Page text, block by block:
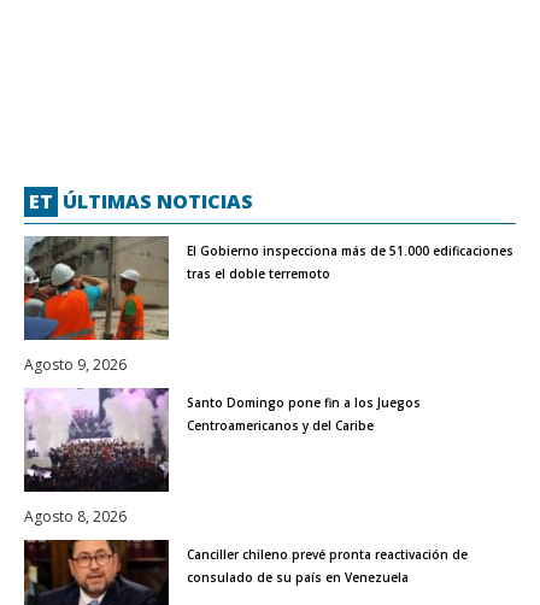
ET ÚLTIMAS NOTICIAS
El Gobierno inspecciona más de 51.000 edificaciones
tras el doble terremoto
Agosto 9, 2026
Santo Domingo pone fin a los Juegos
Centroamericanos y del Caribe
Agosto 8, 2026
Canciller chileno prevé pronta reactivación de
consulado de su país en Venezuela